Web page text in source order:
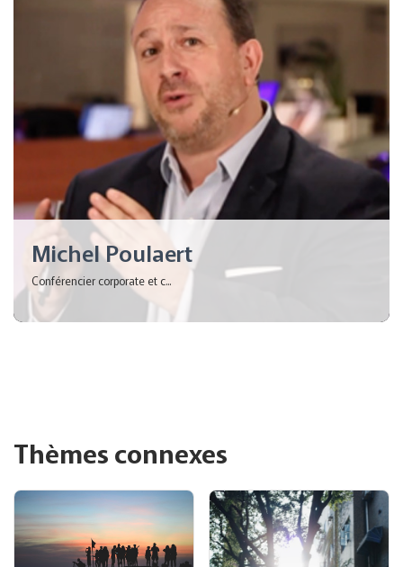
Michel Poulaert
Conférencier corporate et c...
Thèmes connexes